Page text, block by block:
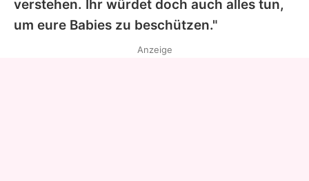
verstehen. Ihr würdet doch auch alles tun,
um eure Babies zu beschützen."
Anzeige